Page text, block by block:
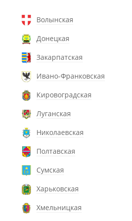
Волынская
Донецкая
Закарпатская
Ивано-Франковская
Кировоградская
Луганская
Николаевская
Полтавская
Сумская
Харьковская
Хмельницкая